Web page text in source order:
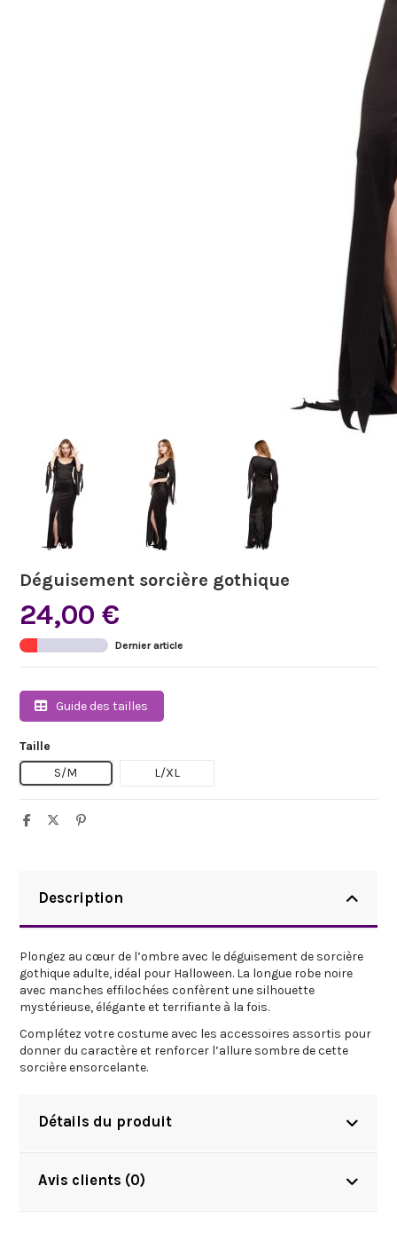
Déguisement sorcière gothique
24,00 €
Dernier article
Guide des tailles
Taille
S/M
L/XL
Description
Plongez au cœur de l’ombre avec le déguisement de sorcière
gothique adulte, idéal pour Halloween. La longue robe noire
avec manches effilochées confèrent une silhouette
mystérieuse, élégante et terrifiante à la fois.
Complétez votre costume avec les accessoires assortis pour
donner du caractère et renforcer l’allure sombre de cette
sorcière ensorcelante.
Détails du produit
Avis clients (0)